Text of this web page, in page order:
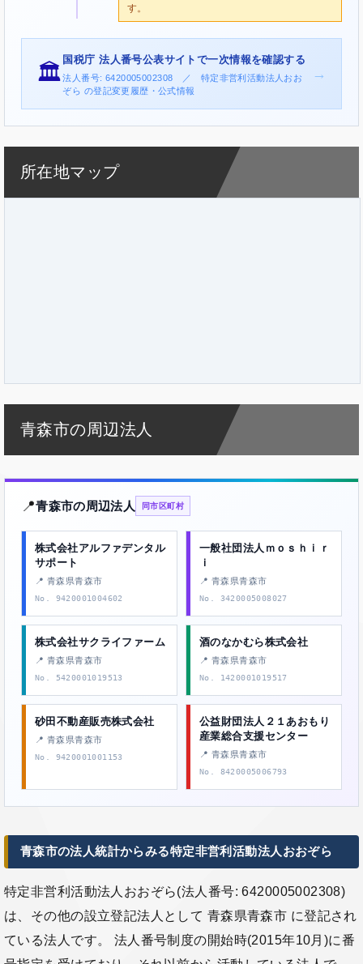
す。
🏛️
国税庁 法人番号公表サイトで一次情報を確認する
法人番号: 6420005002308 ／ 特定非営利活動法人おお
ぞら の登記変更履歴・公式情報
→
所在地マップ
青森市の周辺法人
📍青森市の周辺法人 同市区町村
株式会社アルファデンタル
サポート
📍 青森県青森市
No. 9420001004602
一般社団法人ｍｏｓｈｉｒ
ｉ
📍 青森県青森市
No. 3420005008027
株式会社サクライファーム
📍 青森県青森市
No. 5420001019513
酒のなかむら株式会社
📍 青森県青森市
No. 1420001019517
砂田不動産販売株式会社
📍 青森県青森市
No. 9420001001153
公益財団法人２１あおもり
産業総合支援センター
📍 青森県青森市
No. 8420005006793
青森市の法人統計からみる特定非営利活動法人おおぞら
特定非営利活動法人おおぞら(法人番号: 6420005002308)
は、その他の設立登記法人として 青森県青森市 に登記され
ている法人です。 法人番号制度の開始時(2015年10月)に番